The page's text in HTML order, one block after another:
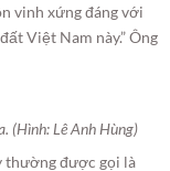
vinh xứng đáng với
Việt Nam này.” Ông
(Hình: Lê Anh Hùng)
thường được gọi là